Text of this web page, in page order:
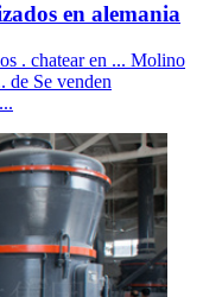
en alemania
. chatear en ... Molino
de Se venden